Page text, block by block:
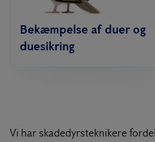
Bekæmpelse af duer og
duesikring
Vi har skadedyrsteknikere